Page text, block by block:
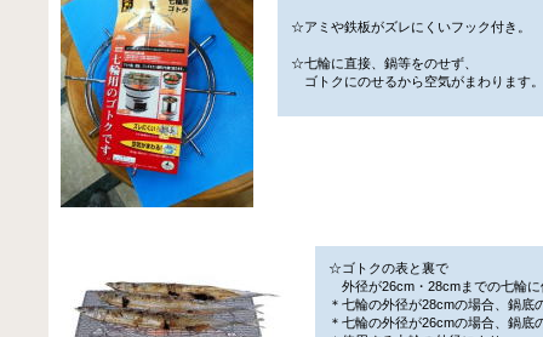
☆アミや鉄板がズレにくいフック付き。
☆七輪に直接、鍋等をのせず、
ゴトクにのせるから空気がまわります
☆ゴトクの表と裏で
外径が26cm・28cmまでの七輪に
＊七輪の外径が28cmの場合、鍋底
＊七輪の外径が26cmの場合、鍋底